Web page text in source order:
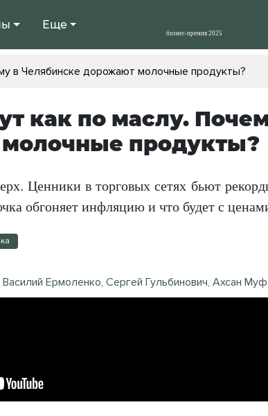
Еще
в Челябинске дорожают молочные продукты?
как по маслу.
продукты?
Ценники в торговых сетях бьют
обгоняет инфляцию и что будет с
Василий Ермоленко, Сергей Гульбинович, Ахсан